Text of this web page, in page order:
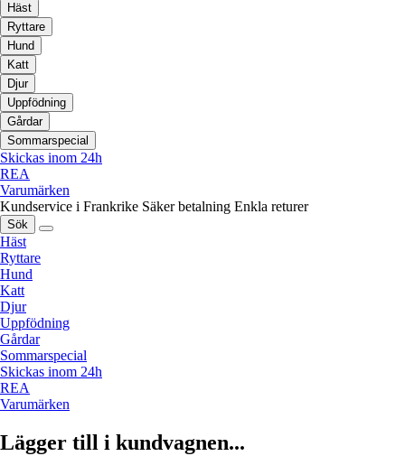
Häst
Ryttare
Hund
Katt
Djur
Uppfödning
Gårdar
Sommarspecial
Skickas inom 24h
REA
Varumärken
Kundservice i Frankrike Säker betalning Enkla returer
Sök
Häst
Ryttare
Hund
Katt
Djur
Uppfödning
Gårdar
Sommarspecial
Skickas inom 24h
REA
Varumärken
Lägger till i kundvagnen...